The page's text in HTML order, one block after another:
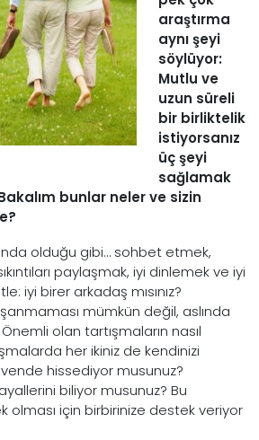
araştırma
aynı şeyi
söylüyor:
Mutlu ve
uzun süreli
bir birliktelik
istiyorsanız
üç şeyi
sağlamak
bunlar neler ve sizin
olduğu gibi… sohbet etmek,
paylaşmak, iyi dinlemek ve iyi
iyi birer arkadaş mısınız?
mümkün değil, aslında
Önemli olan tartışmaların nasıl
her ikiniz de kendinizi
hissediyor musunuz?
biliyor musunuz? Bu
olması için birbirinize destek veriyor